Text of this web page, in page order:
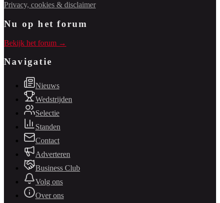
Privacy, cookies & disclaimer
Nu op het forum
Bekijk het forum →
Navigatie
Nieuws
Wedstrijden
Selectie
Standen
Contact
Adverteren
Business Club
Volg ons
Over ons